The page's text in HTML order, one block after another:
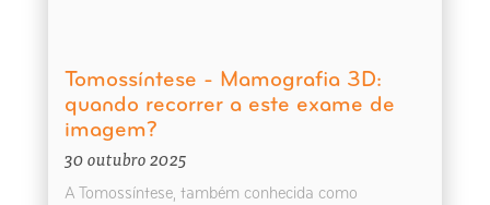
Tomossíntese - Mamografia 3D:
quando recorrer a este exame de
imagem?
30 outubro 2025
A Tomossíntese, também conhecida como